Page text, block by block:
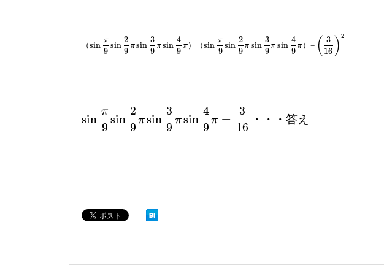
（sin
π
9
sin
2
9
πsin
3
9
πsin
4
9
π
sinπ9sin2 9πsin39 πsin49π ）（sin
π
9
sin
2
9
π sin
3
9
π sin
4
9
π
sinπ9sin2 9πsin39 πsin49π ）= ( 3
16 ) 2
(3 16) 2
sin
π
9
sin
2
9
πsin
3
9
πsin
4
9
π =
3
16
sinπ9sin2 9πsin39 πsin49π=316 ・・・答え